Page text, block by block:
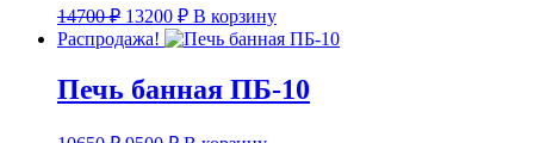
14700₽ Первоначальная
цена
составляла
14700 ₽.
13200 ₽Текущая
цена:
В корзину
Распродажа!
Печь банная ПБ-10
Первоначальная
Текущая